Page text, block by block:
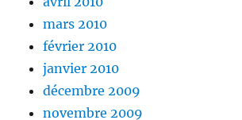
mars 2010
février 2010
janvier 2010
décembre 2009
novembre 2009